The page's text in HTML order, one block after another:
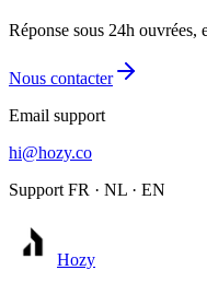
Réponse sous 24h ouvrées,
Nous contacter
Email support
hi@hozy.co
Support FR · NL · EN
Hozy